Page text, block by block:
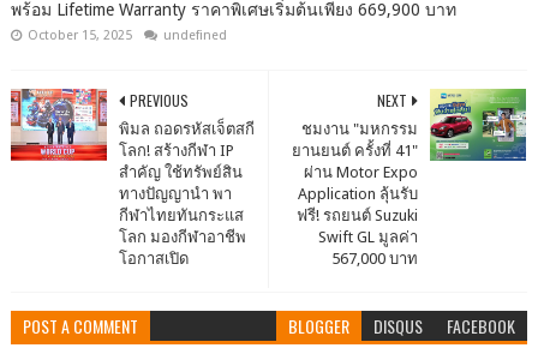
พร้อม Lifetime Warranty ราคาพิเศษเริ่มต้นเพียง 669,900 บาท
October 15, 2025 undefined
NEXT
ชมงาน "มหกรรม
ยานยนต์ ครั้งที่ 41"
ผ่าน Motor Expo
Application ลุ้นรับ
ฟรี! รถยนต์ Suzuki
Swift GL มูลค่า
567,000 บาท
PREVIOUS
พิมล ถอดรหัสเจ็ตสกี
โลก! สร้างกีฬา IP
สำคัญ ใช้ทรัพย์สิน
ทางปัญญานำ พา
กีฬาไทยทันกระแส
โลก มองกีฬาอาชีพ
โอกาสเปิด
POST A COMMENT BLOGGER DISQUS FACEBOOK